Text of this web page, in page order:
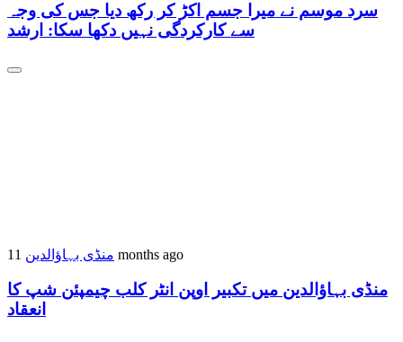
سرد موسم نے میرا جسم اکڑ کر رکھ دیا جس کی وجہ
سے کارکردگی نہیں دکھا سکا: ارشد
منڈی بہاؤالدین 11 months ago
منڈی بہاؤالدین میں تکبیر اوپن انٹر کلب چیمپئن شپ کا
انعقاد